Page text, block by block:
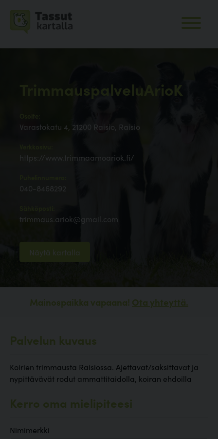
TrimmauspalveluArioK
Varastokatu 4, 21200 Raisio, Raisio
https://www.trimmaamoariok.fi/
040-8468292
trimmaus.ariok@gmail.com
Näytä kartalla
Mainospaikka vapaana! Ota yhteyttä.
Palvelun kuvaus
Koirien trimmausta Raisiossa. Ajettavat/saksittavat ja
nypittävävät rodut ammattitaidolla, koiran ehdoilla
Kerro oma mielipiteesi
Nimimerkki